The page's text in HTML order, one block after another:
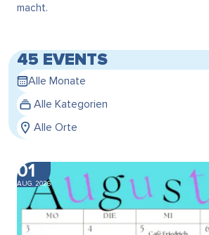
macht.
45 EVENTS
Alle Monate
Alle Kategorien
Alle Orte
01
AUG. 2026